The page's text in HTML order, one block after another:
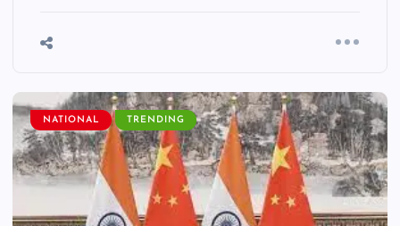
NATIONAL TRENDING